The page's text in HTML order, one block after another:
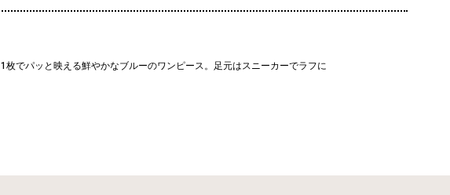
1枚でパッと映える鮮やかなブルーのワンピース。足元はスニーカーでラフに